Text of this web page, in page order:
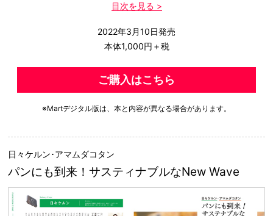
目次を見る >
2022年3月10日発売
本体1,000円＋税
ご購入はこちら
※Martデジタル版は、本と内容が異なる場合があります。
日々ケルン･アマムダコタン
パンにも到来！サスティナブルなNew Wave